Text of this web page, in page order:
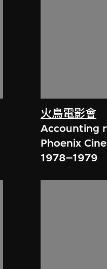
火鳥電影會
Accounting
Phoenix
1978–1979